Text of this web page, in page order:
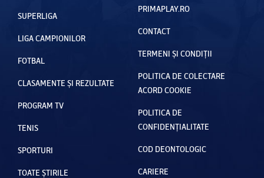
SUPERLIGA
LIGA CAMPIONILOR
FOTBAL
CLASAMENTE ȘI REZULTATE
PROGRAM TV
TENIS
SPORTURI
TOATE ȘTIRILE
PRIMAPLAY.RO
CONTACT
TERMENI ȘI CONDIȚII
POLITICA DE COLECTARE
ACORD COOKIE
POLITICA DE
CONFIDENȚIALITATE
COD DEONTOLOGIC
CARIERE